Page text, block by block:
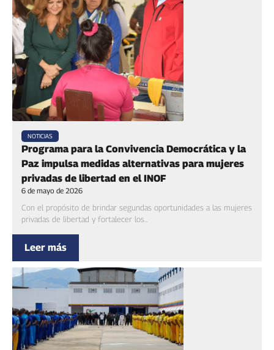
NOTICIAS
Programa para la Convivencia Democrática y la
Paz impulsa medidas alternativas para mujeres
privadas de libertad en el INOF
6 de mayo de 2026
Con el propósito de brindar segundas oportunidades a las mujeres
privadas de libertad y fortalecer los...
Leer más